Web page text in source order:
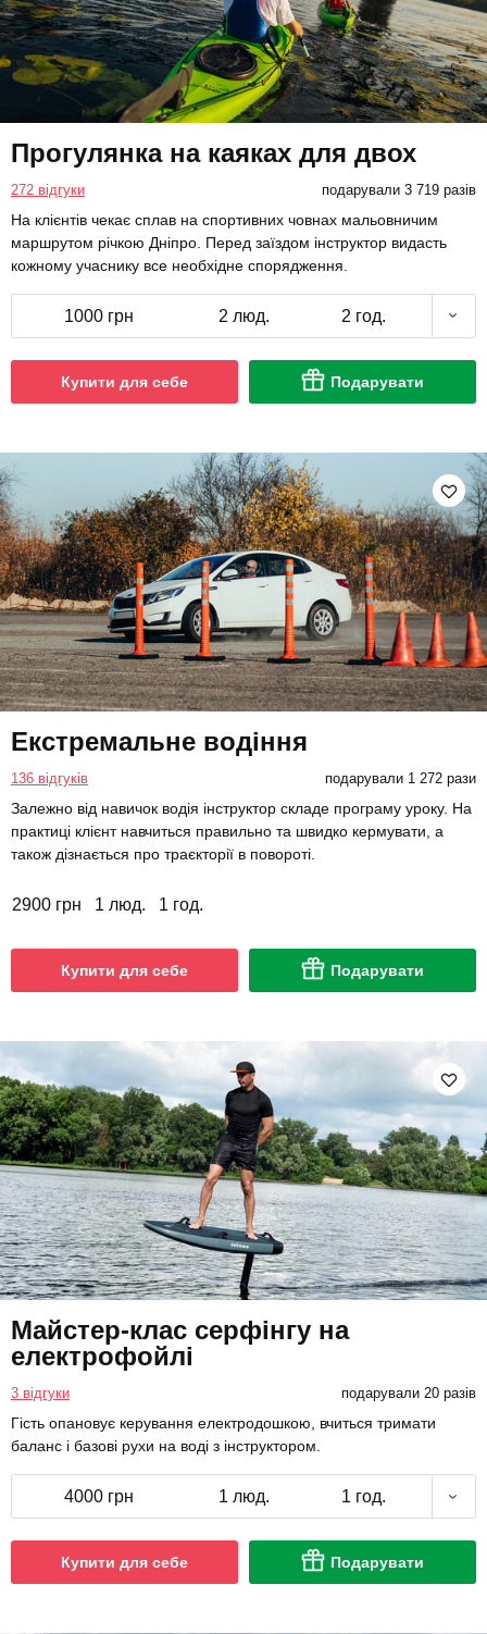
Прогулянка на каяках для двох
272 відгуки подарували 3 719 разів
На клієнтів чекає сплав на спортивних човнах мальовничим
маршрутом річкою Дніпро. Перед заїздом інструктор видасть
кожному учаснику все необхідне спорядження.
1000 грн 2 люд. 2 год.
Купити для себе Подарувати
Екстремальне водіння
136 відгуків подарували 1 272 рази
Залежно від навичок водія інструктор складе програму уроку. На
практиці клієнт навчиться правильно та швидко кермувати, а
також дізнається про траєкторії в повороті.
2900 грн 1 люд. 1 год.
Купити для себе Подарувати
Майстер-клас серфінгу на
електрофойлі
3 відгуки подарували 20 разів
Гість опановує керування електродошкою, вчиться тримати
баланс і базові рухи на воді з інструктором.
4000 грн 1 люд. 1 год.
Купити для себе Подарувати